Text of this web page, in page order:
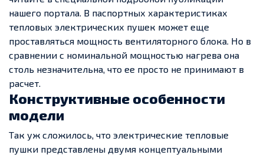
нашего портала. В паспортных характеристиках
тепловых электрических пушек может еще
проставляться мощность вентиляторного блока. Но в
сравнении с номинальной мощностью нагрева она
столь незначительна, что ее просто не принимают в
расчет.
Конструктивные особенности
модели
Так уж сложилось, что электрические тепловые
пушки представлены двумя концептуальными